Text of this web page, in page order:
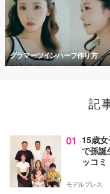
グラマーツインハーフ作り方
記
01 15歳
で孫誕
ッコミ
モデルプレス